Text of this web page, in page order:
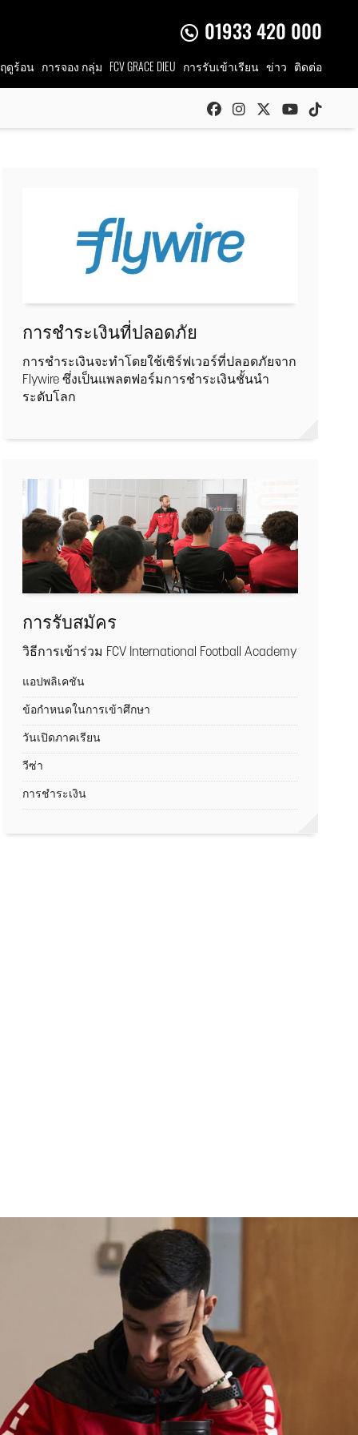
01933 420 000
ดูร้อน การจอง กลุ่ม FCV GRACE DIEU การรับเข้าเรียน ข่าว ติดต่อ
การชำระเงินที่ปลอดภัย
การชำระเงินจะทำโดยใช้เซิร์ฟเวอร์ที่ปลอดภัยจาก
Flywire ซึ่งเป็นแพลตฟอร์มการชำระเงินชั้นนำ
ระดับโลก
การรับสมัคร
วิธีการเข้าร่วม FCV International Football Academy
แอปพลิเคชัน
ข้อกำหนดในการเข้าศึกษา
วันเปิดภาคเรียน
วีซ่า
การชำระเงิน